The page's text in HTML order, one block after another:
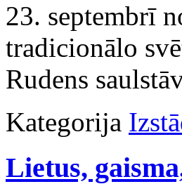
23. septembrī
tradicionālo
Rudens
Kategorija
Lietus,